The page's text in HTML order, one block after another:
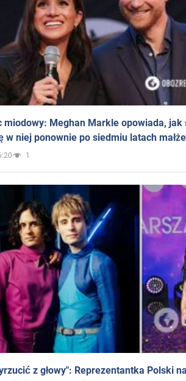
miodowy: Meghan Markle opowiada, jak
w niej ponownie po siedmiu latach
1
z głowy": Reprezentantka Polski